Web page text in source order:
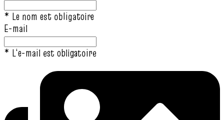
* Le nom est obligatoire
E-mail
* L‘e-mail est obligatoire